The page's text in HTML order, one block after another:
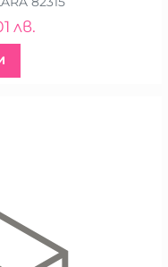
лв.